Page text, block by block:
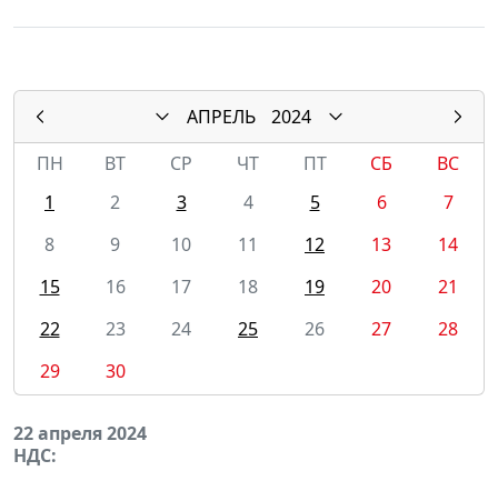
АПРЕЛЬ
2024
ПН
ВТ СР ЧТ ПТ СБ
ВС
1
2 3 4 5 6
7
8
9 10 11 12 13
14
15
16 17 18 19 20
21
22
23 24 25 26 27
28
29
30
22 апреля 2024
НДС: